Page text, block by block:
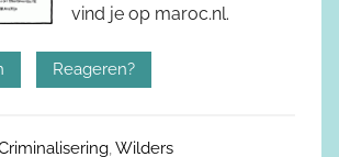
vind je op maroc.nl.
Reageren?
,Wilders